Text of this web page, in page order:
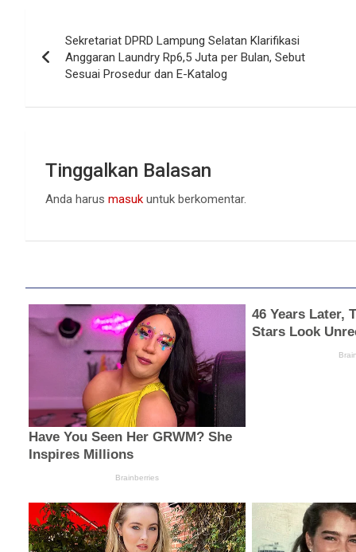
pos
Sekretariat DPRD Lampung Selatan Klarifikasi
Anggaran Laundry Rp6,5 Juta per Bulan, Sebut
Sesuai Prosedur dan E-Katalog
Tinggalkan Balasan
Anda harus masuk untuk berkomentar.